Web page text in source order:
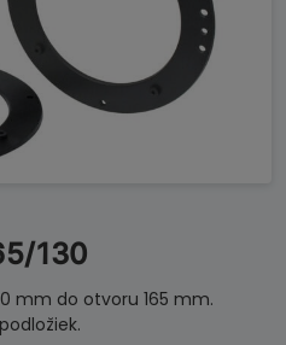
130
mm do otvoru 165 mm.